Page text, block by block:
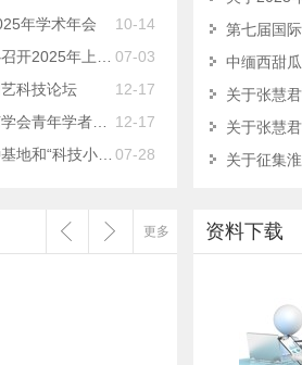
10-14
年学术年会
07-03
年上半年…
12-17
科技论坛
12-17
年学者学术…
07-28
和“科技小院…
第七届国
中缅西甜
关于张慧君
关于张慧君
关于征集
关于组织申
关于2023年
中缅西甜
关于张慧君
更多 资料下载